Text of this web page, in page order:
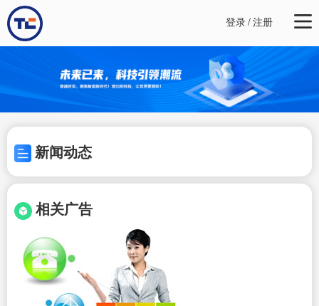
登录/注册
新闻动态
相关广告